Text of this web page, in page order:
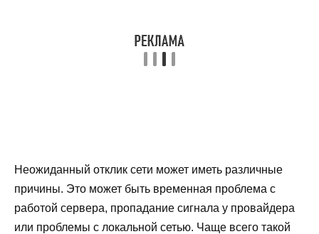
Неожиданный отклик сети может иметь различные
причины. Это может быть временная проблема с
работой сервера, пропадание сигнала у провайдера
или проблемы с локальной сетью. Чаще всего такой